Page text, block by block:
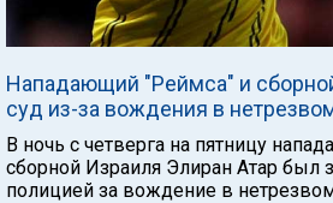
Нападающий "Реймса" и
суд из-за вождения в
В ночь с четверга на пятницу
сборной Израиля Элиран Атар был
полицией за вождение в